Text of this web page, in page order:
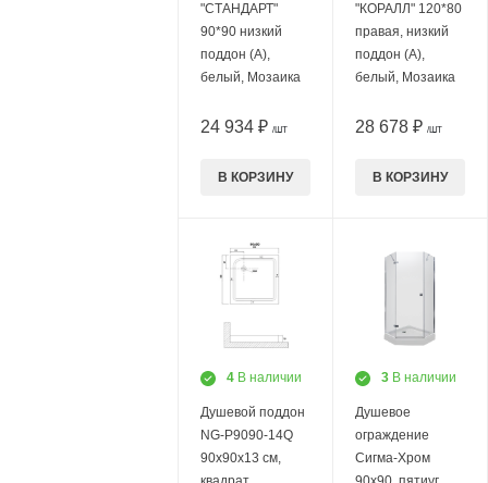
"СТАНДАРТ"
90*90 низкий
поддон (А),
белый, Мозаика
24 934 ₽ /ШТ
В КОРЗИНУ
"КОРАЛЛ" 120*80
правая, низкий
поддон (А),
белый, Мозаика
28 678 ₽ /ШТ
В КОРЗИНУ
4 В наличии
Душевой поддон
NG-P9090-14Q
90х90х13 см,
3 В наличии
Душевое
ограждение
Сигма-Хром